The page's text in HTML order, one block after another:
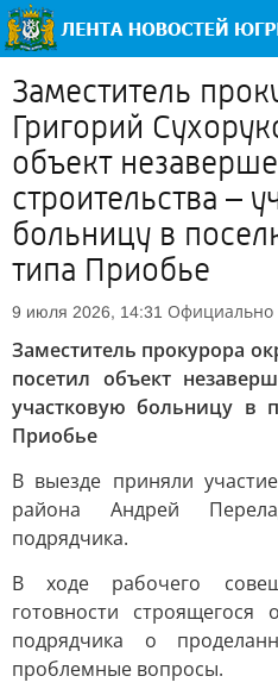
Заместитель
Григорий
объект
строительства –
больницу в
типа Приобье
9 июля 2026, 14:31 Официально
Заместитель прокурора
посетил объект
участковую больницу в
Приобье
В выезде приняли
района Андрей
подрядчика.
В ходе рабочего
готовности строящегося
подрядчика о
проблемные вопросы.